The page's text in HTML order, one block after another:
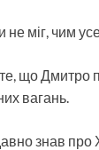
не міг, чим
що Дмитро
вагань.
знав про